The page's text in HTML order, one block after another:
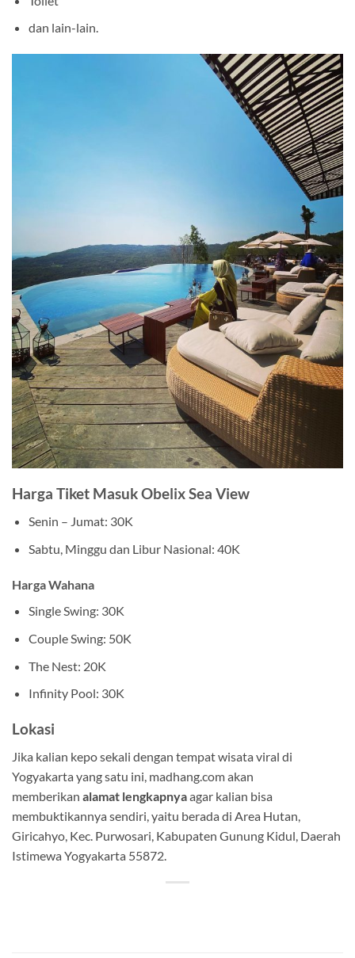
dan lain-lain.
Harga Tiket Masuk Obelix Sea View
Senin – Jumat: 30K
Sabtu, Minggu dan Libur Nasional: 40K
Harga Wahana
Single Swing: 30K
Couple Swing: 50K
The Nest: 20K
Infinity Pool: 30K
Lokasi
Jika kalian kepo sekali dengan tempat wisata viral di
Yogyakarta yang satu ini, madhang.com akan
memberikan alamat lengkapnyaagar kalian bisa
membuktikannya sendiri, yaitu berada di Area Hutan,
Giricahyo, Kec. Purwosari, Kabupaten Gunung Kidul, Daerah
Istimewa Yogyakarta 55872.